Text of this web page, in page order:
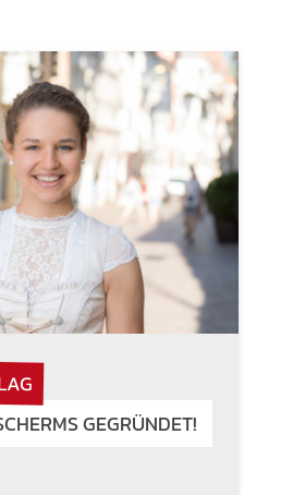
GEGRÜNDET!